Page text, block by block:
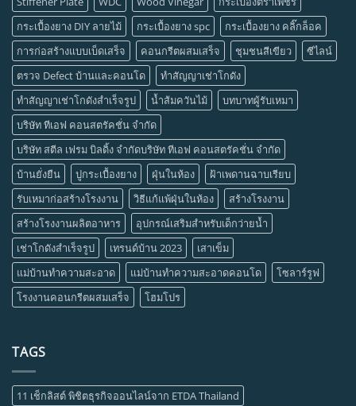
กระเบื้องยาง DIY ลายไม้
กระเบื้องยาง spc
กระเบื้องยาง คลิ๊กล็อค
การก่อสร้างแบบเบ็ดเสร็จ
คอนกรีตผสมเสร็จ ชุมชนสีเขียว
ซีไลน์
ตรวจ Defect บ้านและคอนโด
ทำสัญญาเช่าโกดัง
ทำสัญญาเช่าโกดังสำเร็จรูป
น้ำส้มควันไม้
บทบาทผู้รับเหมา
บริษัท ทีเอฟ คอนสตรัคชั่น จำกัด
บริษัท สตีล เฟรม บิลดิ้ง จำกัดบริษัท ทีเอฟ คอนสตรัคชั่น จำกัด
บ้านยั่งยืน
ปูกระเบื้องยาง ฝุ่นในห้อง
ฝ้าเพดานฉาบเรียบ
รับเหมาก่อสร้างโรงงาน
วิธีแก้แพ้ฝุ่นในห้อง
สร้างโรงงาน
สร้างโรงงานผลิตอาหาร
อุปกรณ์เสริมสำหรับเด็กว่ายน้ำ
เช่าโกดังสำเร็จรูป
เทรนด์บ้าน 2023
เสาเข็ม
แม่บ้านทำความสะอาด
แม่บ้านทำความสะอาดคอนโด
โซลาร์รูฟ
โรงงานคอนกรีตผสมเสร็จ
โฮมโปร
TAGS
11 เช็กลิสต์ พิชิตธุรกิจออนไลน์จาก ETDA Thailand